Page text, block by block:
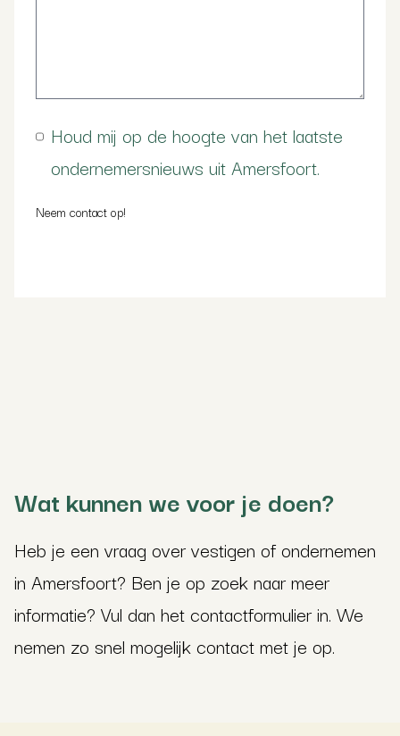
Houd mij op de hoogte van het laatste
ondernemersnieuws uit Amersfoort.
Wat kunnen we voor je doen?
Heb je een vraag over vestigen of ondernemen
in Amersfoort? Ben je op zoek naar meer
informatie? Vul dan het contactformulier in. We
nemen zo snel mogelijk contact met je op.